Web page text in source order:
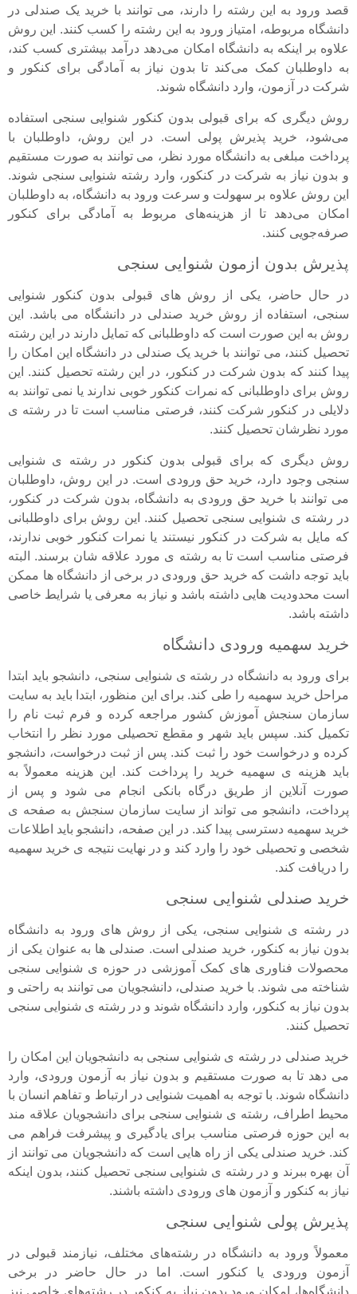
قصد ورود به این رشته را دارند، می ‌توانند با خرید یک صندلی در
دانشگاه مربوطه، امتیاز ورود به این رشته را کسب کنند. این روش
علاوه بر اینکه به دانشگاه امکان می‌دهد درآمد بیشتری کسب کند،
به داوطلبان کمک می‌کند تا بدون نیاز به آمادگی برای کنکور و
شرکت در آزمون، وارد دانشگاه شوند.
روش دیگری که برای قبولی بدون کنکور شنوایی سنجی استفاده
می‌شود، خرید پذیرش پولی است. در این روش، داوطلبان با
پرداخت مبلغی به دانشگاه مورد نظر، می ‌توانند به صورت مستقیم
و بدون نیاز به شرکت در کنکور، وارد رشته شنوایی سنجی شوند.
این روش علاوه بر سهولت و سرعت ورود به دانشگاه، به داوطلبان
امکان می‌دهد تا از هزینه‌های مربوط به آمادگی برای کنکور
صرفه‌جویی کنند.
پذیرش بدون ازمون شنوایی سنجی
در حال حاضر، یکی از روش های قبولی بدون کنکور شنوایی
سنجی، استفاده از روش خرید صندلی در دانشگاه می باشد. این
روش به این صورت است که داوطلبانی که تمایل دارند در این رشته
تحصیل کنند، می توانند با خرید یک صندلی در دانشگاه این امکان را
پیدا کنند که بدون شرکت در کنکور، در این رشته تحصیل کنند. این
روش برای داوطلبانی که نمرات کنکور خوبی ندارند یا نمی توانند به
دلایلی در کنکور شرکت کنند، فرصتی مناسب است تا در رشته ی
مورد نظرشان تحصیل کنند.
روش دیگری که برای قبولی بدون کنکور در رشته ی شنوایی
سنجی وجود دارد، خرید حق ورودی است. در این روش، داوطلبان
می توانند با خرید حق ورودی به دانشگاه، بدون شرکت در کنکور،
در رشته ی شنوایی سنجی تحصیل کنند. این روش برای داوطلبانی
که مایل به شرکت در کنکور نیستند یا نمرات کنکور خوبی ندارند،
فرصتی مناسب است تا به رشته ی مورد علاقه شان برسند. البته
باید توجه داشت که خرید حق ورودی در برخی از دانشگاه ها ممکن
است محدودیت هایی داشته باشد و نیاز به معرفی یا شرایط خاصی
داشته باشد.
خرید سهمیه ورودی دانشگاه
برای ورود به دانشگاه در رشته ی شنوایی سنجی، دانشجو باید ابتدا
مراحل خرید سهمیه را طی کند. برای این منظور، ابتدا باید به سایت
سازمان سنجش آموزش کشور مراجعه کرده و فرم ثبت نام را
تکمیل کند. سپس باید شهر و مقطع تحصیلی مورد نظر را انتخاب
کرده و درخواست خود را ثبت کند. پس از ثبت درخواست، دانشجو
باید هزینه ی سهمیه خرید را پرداخت کند. این هزینه معمولاً به
صورت آنلاین از طریق درگاه بانکی انجام می شود و پس از
پرداخت، دانشجو می تواند از سایت سازمان سنجش به صفحه ی
خرید سهمیه دسترسی پیدا کند. در این صفحه، دانشجو باید اطلاعات
شخصی و تحصیلی خود را وارد کند و در نهایت نتیجه ی خرید سهمیه
را دریافت کند.
خرید صندلی شنوایی سنجی
در رشته ی شنوایی سنجی، یکی از روش های ورود به دانشگاه
بدون نیاز به کنکور، خرید صندلی است. صندلی ها به عنوان یکی از
محصولات فناوری های کمک آموزشی در حوزه ی شنوایی سنجی
شناخته می شوند. با خرید صندلی، دانشجویان می توانند به راحتی و
بدون نیاز به کنکور، وارد دانشگاه شوند و در رشته ی شنوایی سنجی
تحصیل کنند.
خرید صندلی در رشته ی شنوایی سنجی به دانشجویان این امکان را
می دهد تا به صورت مستقیم و بدون نیاز به آزمون ورودی، وارد
دانشگاه شوند. با توجه به اهمیت شنوایی در ارتباط و تفاهم انسان با
محیط اطراف، رشته ی شنوایی سنجی برای دانشجویان علاقه مند
به این حوزه فرصتی مناسب برای یادگیری و پیشرفت فراهم می
کند. خرید صندلی یکی از راه هایی است که دانشجویان می توانند از
آن بهره ببرند و در رشته ی شنوایی سنجی تحصیل کنند، بدون اینکه
نیاز به کنکور و آزمون های ورودی داشته باشند.
پذیرش پولی شنوایی سنجی
معمولاً ورود به دانشگاه در رشته‌های مختلف، نیازمند قبولی در
آزمون ورودی یا کنکور است. اما در حال حاضر در برخی